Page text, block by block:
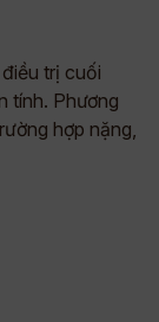
trị cuối
tính. Phương
hợp nặng,